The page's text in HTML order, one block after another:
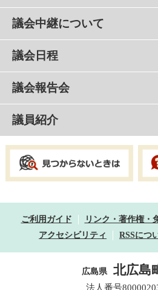
議会中継について
議会日程
議会報告会
議員紹介
ご利用ガイド リンク・著作権・
アクセシビリティ
RSSにつ
広島県 北広島
法人番号